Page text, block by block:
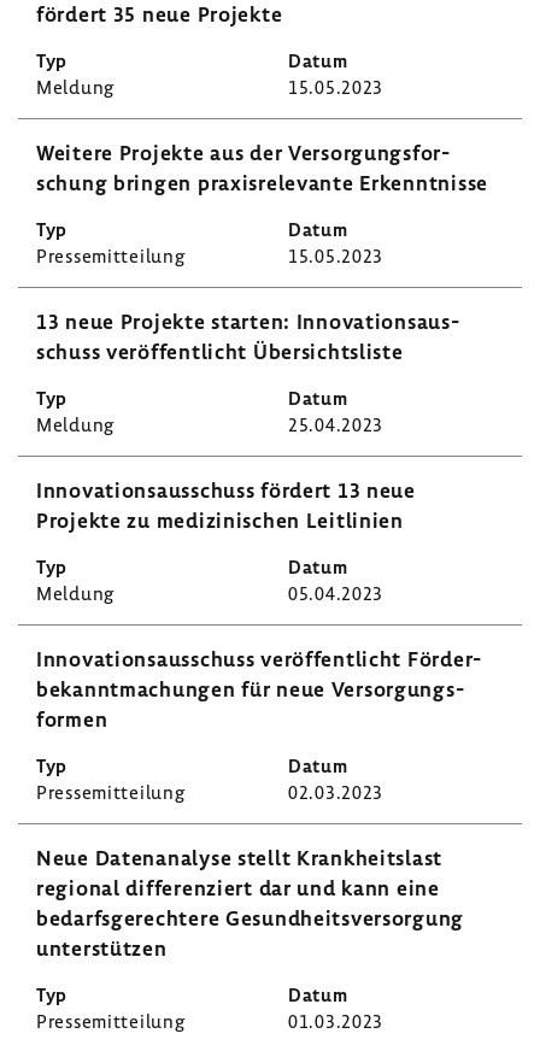
fördert 35 neue Projekte
Meldung 15.05.2023
Weitere Projekte aus der Versor­gungs­for­
schung bringen praxis­re­le­vante Erkennt­nisse
Pres­se­mit­tei­lung 15.05.2023
13 neue Projekte starten: Inno­va­ti­ons­aus­
schuss veröf­fent­licht Über­sichts­liste
Meldung 25.04.2023
Inno­va­ti­ons­aus­schuss fördert 13 neue
Projekte zu medi­zi­ni­schen Leit­li­nien
Meldung 05.04.2023
Inno­va­ti­ons­aus­schuss veröf­fent­licht Förder­
be­kannt­ma­chungen für neue Versor­gungs­
formen
Pres­se­mit­tei­lung 02.03.2023
Neue Daten­ana­lyse stellt Krank­heits­last
regional diffe­ren­ziert dar und kann eine
bedarfs­ge­rech­tere Gesund­heits­ver­sor­gung
unter­stützen
Pres­se­mit­tei­lung 01.03.2023